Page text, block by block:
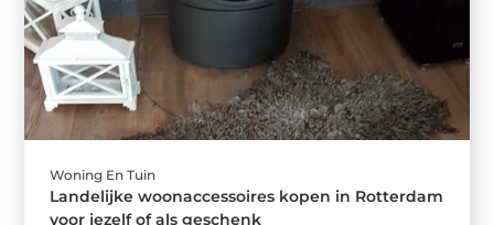
Woning En Tuin
Landelijke woonaccessoires kopen in Rotterdam
voor jezelf of als geschenk